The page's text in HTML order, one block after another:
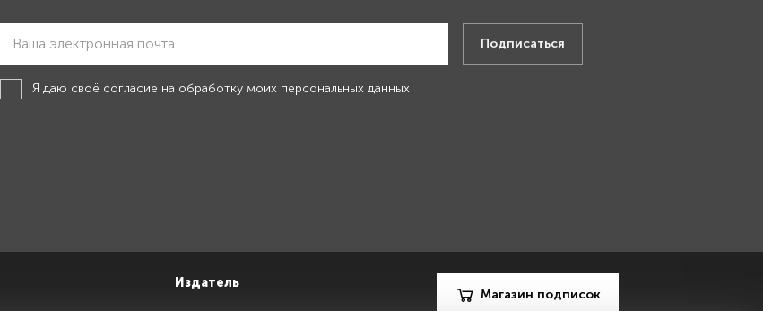
Подписаться
Я даю своё согласие на обработку моих персональных данных
Издатель
Магазин подписок